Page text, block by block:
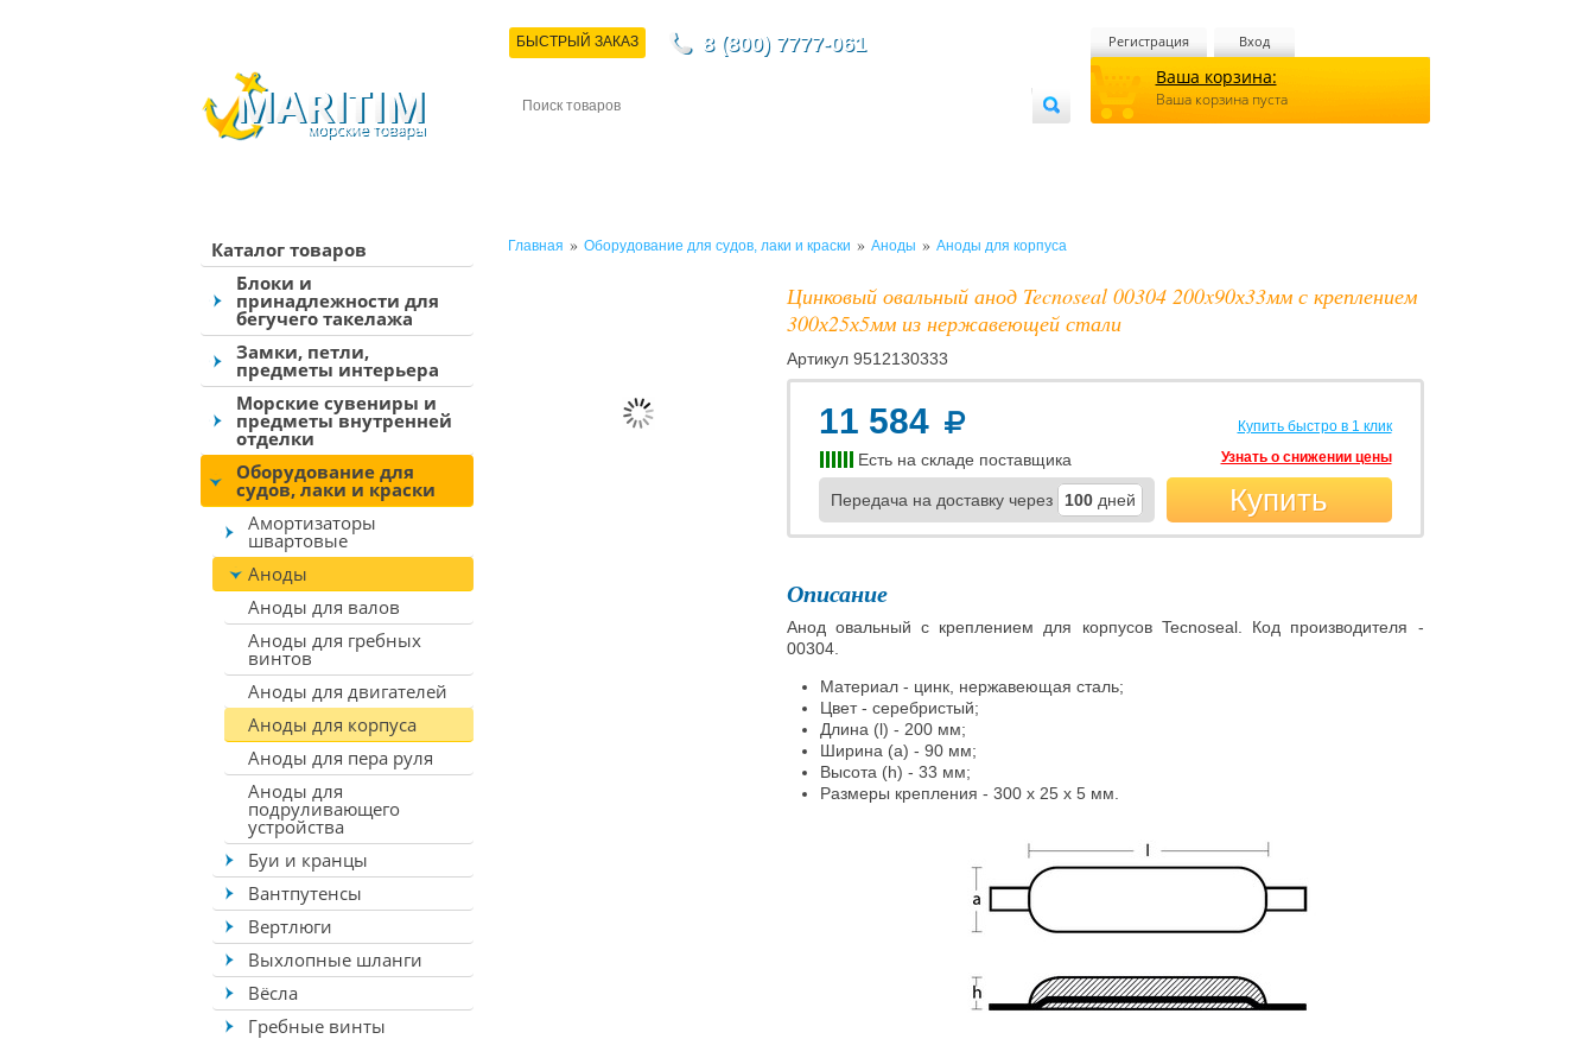
Регистрация Вход
Ваша корзина:
Ваша корзина пуста
БЫСТРЫЙ ЗАКАЗ 8 (800) 7777-061
Каталог товаров
Блоки и
принадлежности для
бегучего такелажа
Замки, петли,
предметы интерьера
Морские сувениры и
предметы внутренней
отделки
Оборудование для
судов, лаки и краски
Амортизаторы
швартовые
Аноды
Аноды для валов
Аноды для гребных
винтов
Аноды для двигателей
Аноды для корпуса
Аноды для пера руля
Аноды для
подруливающего
устройства
Буи и кранцы
Вантпутенсы
Вертлюги
Выхлопные шланги
Вёсла
Гребные винты
Главная » Оборудование для судов, лаки и краски » Аноды » Аноды для корпуса
Цинковый овальный анод Tecnoseal 00304 200x90х33мм с креплением
300х25х5мм из нержавеющей стали
Артикул 9512130333
11 584
Есть на складе поставщика
Передача на доставку через 100 дней
Купить быстро в 1 клик
Узнать о снижении цены
Купить
Описание
Анод овальный с креплением для корпусов Tecnoseal. Код производителя -
00304.
Материал - цинк, нержавеющая сталь;
Цвет - серебристый;
Длина (l) - 200 мм;
Ширина (a) - 90 мм;
Высота (h) - 33 мм;
Размеры крепления - 300 х 25 х 5 мм.